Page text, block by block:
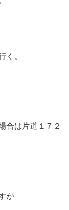
く。
合は片道１７２
が